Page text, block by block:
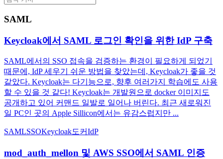
SAML
Keycloak에서 SAML 로그인 확인을 위한 IdP 구축
SAML에서의 SSO 접속을 검증하는 환경이 필요하게 되었기
때문에, IdP 세우기 쉬운 방법을 찾았는데, Keycloak가 좋을 것
같았다. Keycloak는 다기능으로, 향후 여러가지 학습에도 사용
할 수 있을 것 같다! Keycloak는 개발원으로 docker 이미지도
공개하고 있어 커맨드 일발로 일어나 버린다. 최근 새로워진
일 PC인 곳의 Apple Sillicon에서는 유감스럽지만 ...
SAMLSSOKeycloak도커IdP
mod_auth_mellon 및 AWS SSO에서 SAML 인증